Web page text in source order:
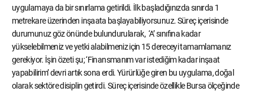
uygulamaya da bir sınırlama getirildi. İlk başladığınızda sınırda 1
metrekare üzerinden inşaata başlayabiliyorsunuz. Süreç içerisinde
durumunuz göz önünde bulundurularak, ‘A’ sınıfına kadar
yükselebilmeniz ve yetki alabilmeniz için 15 dereceyi tamamlamanız
gerekiyor. İşin özeti şu; ‘Finansmanım var istediğim kadar inşaat
yapabilirim’ devri artık sona erdi. Yürürlüğe giren bu uygulama, doğal
olarak sektöre disiplin getirdi. Süreç içerisinde özellikle Bursa ölçeğinde